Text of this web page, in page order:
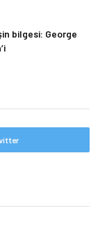
bilgesi: George